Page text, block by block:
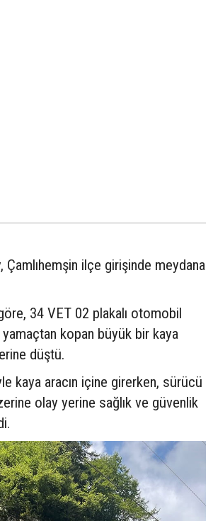
Çamlıhemşin ilçe girişinde meydana
34 VET 02 plakalı otomobil
kopan büyük bir kaya
düştü.
kaya aracın içine girerken, sürücü
olay yerine sağlık ve güvenlik